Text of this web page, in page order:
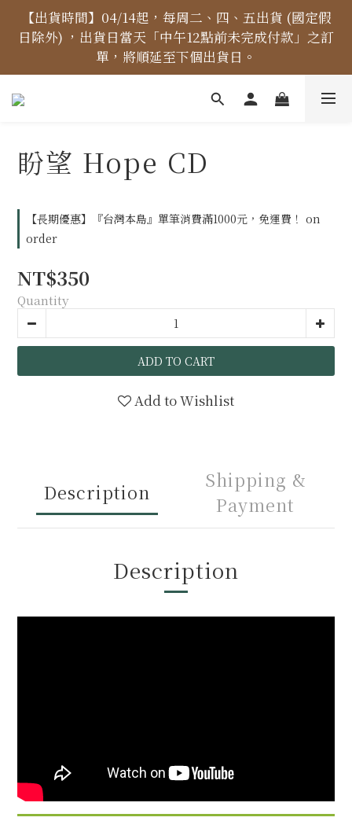
【價格標示更新】異象出版品-價格標示更新為原價，
折扣一律購物車計算。
【出貨時間】04/14起，每周二、四、五出貨 (國定假
日除外) ，出貨日當天「中午12點前未完成付款」之訂
單，將順延至下個出貨日。
【免運金額】台灣地區全站滿1000元免運費！
【價格標示更新】異象出版品-價格標示更新為原價，
盼望 Hope CD
【長期優惠】『台灣本島』單筆消費滿1000元，免運費！ on
order
NT$350
Quantity
ADD TO CART
Add to Wishlist
Description
Shipping &
Payment
Description